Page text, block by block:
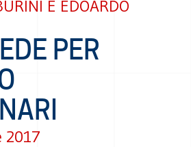
E EDOARDO
PER
2017